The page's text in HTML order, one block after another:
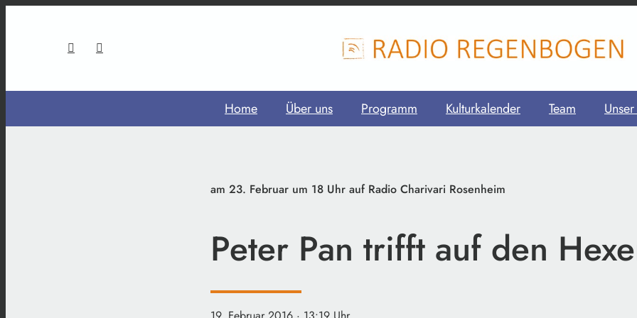
Home Über uns Programm Kulturkalender Team
am 23. Februar um 18 Uhr auf Radio Charivari Rosenheim
Peter Pan trifft auf den